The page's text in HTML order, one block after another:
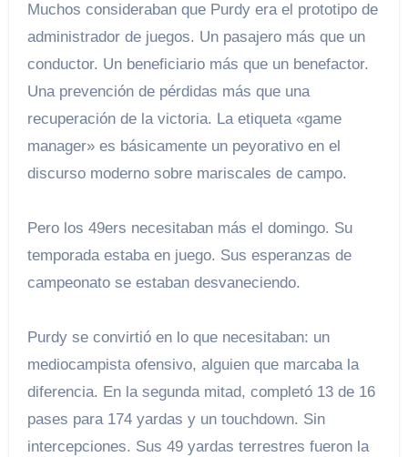
Muchos consideraban que Purdy era el prototipo de
administrador de juegos. Un pasajero más que un
conductor. Un beneficiario más que un benefactor.
Una prevención de pérdidas más que una
recuperación de la victoria. La etiqueta «game
manager» es básicamente un peyorativo en el
discurso moderno sobre mariscales de campo.
Pero los 49ers necesitaban más el domingo. Su
temporada estaba en juego. Sus esperanzas de
campeonato se estaban desvaneciendo.
Purdy se convirtió en lo que necesitaban: un
mediocampista ofensivo, alguien que marcaba la
diferencia. En la segunda mitad, completó 13 de 16
pases para 174 yardas y un touchdown. Sin
intercepciones. Sus 49 yardas terrestres fueron la